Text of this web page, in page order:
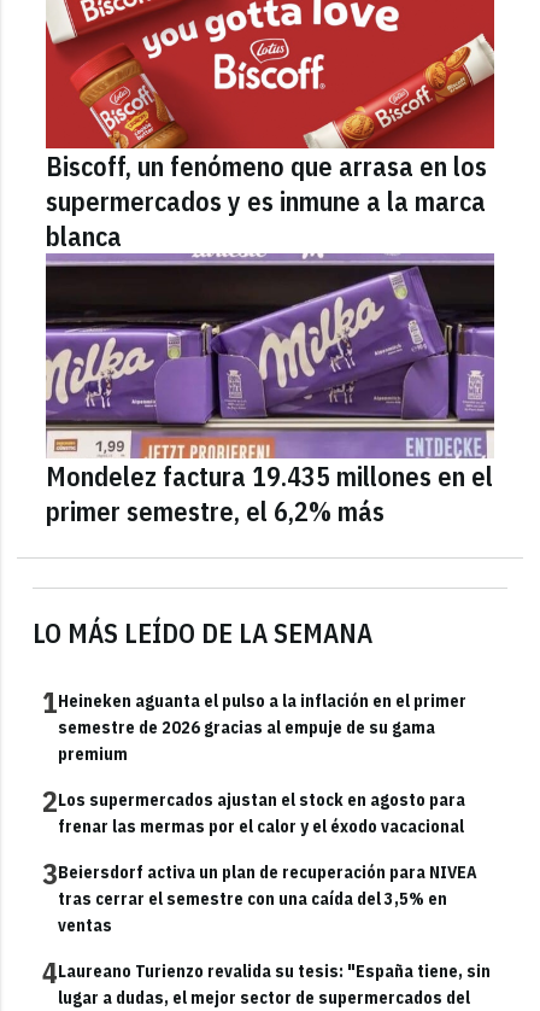
LO MÁS LEÍDO DE LA SEMANA
1Heineken aguanta el pulso a la inflación en el primer
semestre de 2026 gracias al empuje de su gama
premium
2Los supermercados ajustan el stock en agosto para
frenar las mermas por el calor y el éxodo vacacional
3Beiersdorf activa un plan de recuperación para NIVEA
tras cerrar el semestre con una caída del 3,5% en
ventas
4Laureano Turienzo revalida su tesis: "España tiene, sin
lugar a dudas, el mejor sector de supermercados del
Biscoff, un fenómeno que arrasa en los
supermercados y es inmune a la marca
blanca
Mondelez factura 19.435 millones en el
primer semestre, el 6,2% más